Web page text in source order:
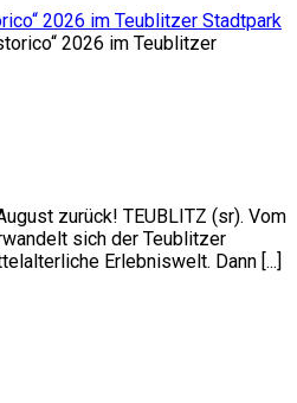
2026 im Teublitzer Stadtpark
zurück! TEUBLITZ (sr). Vom
sich der Teublitzer
Erlebniswelt. Dann [...]